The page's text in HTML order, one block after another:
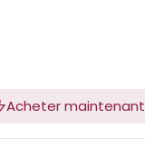
Acheter maintenant